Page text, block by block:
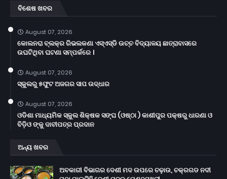
ବିଶେଷ ଖବର
August 07, 2026
କୋଲନରା ବ୍ଲକ୍‌ର ରିଭଲକଣା ଏସ୍‌ଏସ୍‌ଡି ଉଚ୍ଚ ବିଦ୍ୟାଳୟ ଛାତ୍ରାବାସରେ
ଉଘଟିଥିବା ଘଟଣା ସମ୍ପର୍କରେ ।
August 07, 2026
ସ୍କୁଲରୁ ୫ଫୁଟ ଅଜଗର ସାପ ଉଦ୍ଧାର
August 07, 2026
ଓଡିଶା ମାଧ୍ୟମିକ ସ୍କୁଲ ଶିକ୍ଷକ ସଙ୍ଘ (ଓଷ୍ଠା ) କାଶୀପୁର ପକ୍ଷରୁ ଧାରଣା ଓ
ବିଡ଼ିଓ ଙ୍କୁ ଦାବୀପତ୍ର ପ୍ରଦାନ
ଅନ୍ୟ ଖବର
ଅବକାରୀ ବିଭାଗର ଦେଶୀ ମଦ ଉପରେ ଚଢ଼ାଉ, ଚକ୍ରଗଡ ନଦୀ